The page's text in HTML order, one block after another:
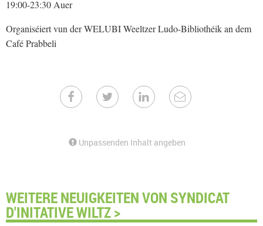
19:00-23:30 Auer
Organiséiert vun der WELUBI Weeltzer Ludo-Bibliothéik an dem
Café Prabbeli
Unpassenden Inhalt angeben
WEITERE NEUIGKEITEN VON SYNDICAT
D'INITATIVE WILTZ >